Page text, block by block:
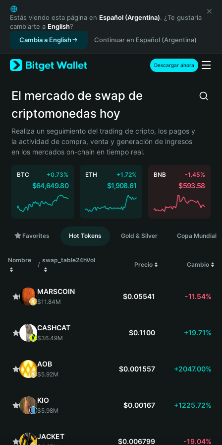
English
日本語
Tiếng Việt
Русский
Español (Latinoamérica)
Türkçe
Français
Deutsch
简体中文
Português (Portugal)
Bahasa Indonesia
Português (Brasil)
Estás viendo esta página en Español (Argentina). ¿Te gustaría
cambiarte a English?
Cambia a English
Continuar en Español (Argentina)
Descargar ahora
El mercado de swap de
criptomonedas hoy
Realiza un seguimiento del trading de cripto, los pagos y
la actividad de compra, venta y generación de ingresos
en los mercados on-chain en tiempo real.
BTC +0.73%
$64,649.80
ETH +1.72%
$1,908.61
BNB -1.45%
$593.58
Favorites Hot Tokens Gold & Silver Copa Mundial
Nombre
/
swap_table24hVol
Precio Cambio
MARSCOIN
$11.84M
$0.05541 -11.54%
CASHCAT
$36.49M
$0.1100 +19.71%
AOB
$5.92M
$0.001557 +2047.00%
KIO
$5.98M
$0.00167 +1225.72%
JACKET
$0.006799 -19.04%